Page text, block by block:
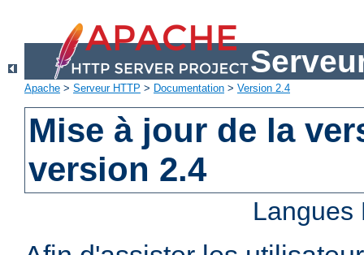
Apache > Serveur HTTP > Documentation > Version 2.4
Mise à jour de la
version 2.4